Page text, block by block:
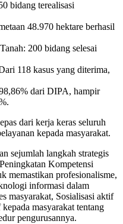
bidang terealisasi
48.970 hektare berhasil
200 bidang selesai
118 kasus yang diterima,
dari DIPA, hampir
dari kerja keras seluruh
kepada masyarakat.
sejumlah langkah strategis
Kompetensi
memastikan profesionalisme,
informasi dalam
masyarakat, Sosialisasi aktif
masyarakat tentang
pengurusannya.